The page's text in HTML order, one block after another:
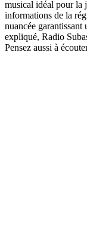
musical idéal pour la
informations de la
nuancée
expliqué, Radio
Pensez aussi à